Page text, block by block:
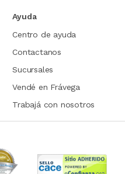
Ayuda
Centro de ayuda
Contactanos
Sucursales
Vendé en Frávega
Trabajá con nosotros